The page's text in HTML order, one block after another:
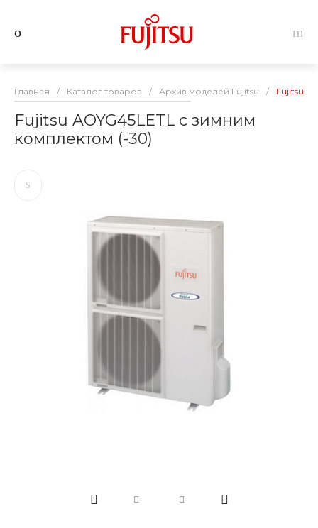
Главная / Каталог товаров / Архив моделей Fujitsu / Fujitsu
Fujitsu AOYG45LETL с зимним
комплектом (-30)